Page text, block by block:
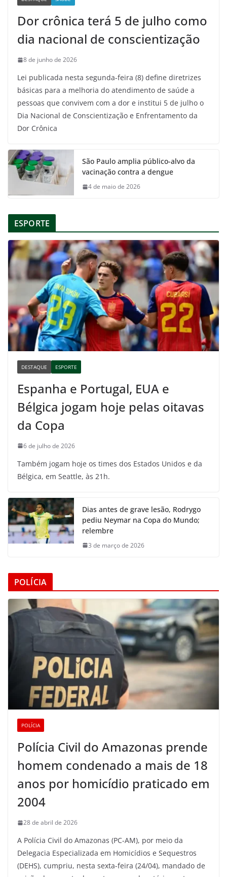
Dor crônica terá 5 de julho como
dia nacional de conscientização
8 de junho de 2026
Lei publicada nesta segunda-feira (8) define diretrizes
básicas para a melhoria do atendimento de saúde a
pessoas que convivem com a dor e institui 5 de julho o
Dia Nacional de Conscientização e Enfrentamento da
Dor Crônica
São Paulo amplia público-alvo da
vacinação contra a dengue
4 de maio de 2026
ESPORTE
DESTAQUE ESPORTE
Espanha e Portugal, EUA e
Bélgica jogam hoje pelas oitavas
da Copa
6 de julho de 2026
Também jogam hoje os times dos Estados Unidos e da
Bélgica, em Seattle, às 21h.
Dias antes de grave lesão, Rodrygo
pediu Neymar na Copa do Mundo;
relembre
3 de março de 2026
POLÍCIA
POLÍCIA
Polícia Civil do Amazonas prende
homem condenado a mais de 18
anos por homicídio praticado em
2004
28 de abril de 2026
A Polícia Civil do Amazonas (PC-AM), por meio da
Delegacia Especializada em Homicídios e Sequestros
(DEHS), cumpriu, nesta sexta-feira (24/04), mandado de